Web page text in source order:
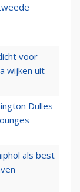
voor
wijken uit
Dulles
als best